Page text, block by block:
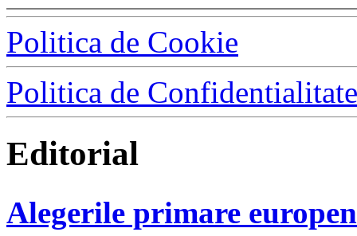
Politica de Cookie
Politica de Confidentialitate
Editorial
Alegerile primare